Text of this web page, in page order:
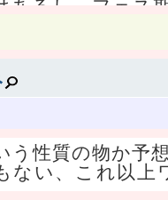
グやツイッター
てまだ喜んでる
だ遊んだ時間
関係なく、た
久停止に決まっ
まい。
ップでBANだ
あるが、コンビ
で確認して、ど
取ればいいか
と両方でかざせ
あるし、フェス
るフェス期間に
い。
ントを毎日1
目にデヘアをキ
することを目
サコレのついで
う性質の物か予
ない、これ以